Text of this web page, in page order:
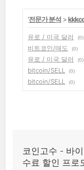
'전문가 분석 >
유로 / 미국 달러 (0)
비트코인/매도
(0)
유로 / 미국 달러
(0)
bitcoin/SELL
(0)
bitcoin/SELL
(0)
코인고수 - 바
수료 할인 프로